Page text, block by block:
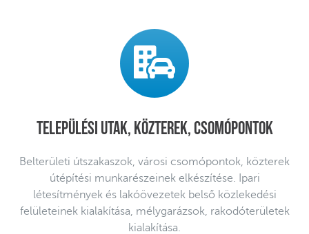
Települési utak, közterek, csomópontok
Belterületi útszakaszok, városi csomópontok, közterek
útépítési munkarészeinek elkészítése. Ipari
létesítmények és lakóövezetek belső közlekedési
felületeinek kialakítása, mélygarázsok, rakodóterületek
kialakítása.